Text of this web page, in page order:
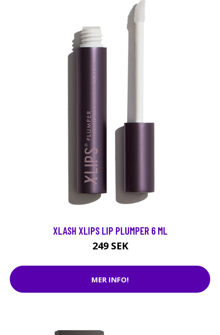
XLASH XLIPS LIP PLUMPER 6 ML
249 SEK
MER INFO!